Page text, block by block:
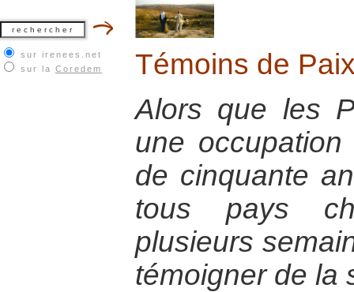
sur irenees.net
sur la Coredem
Témoins de
Alors que les
une
de cinquante
tous pays
plusieurs
témoigner de la